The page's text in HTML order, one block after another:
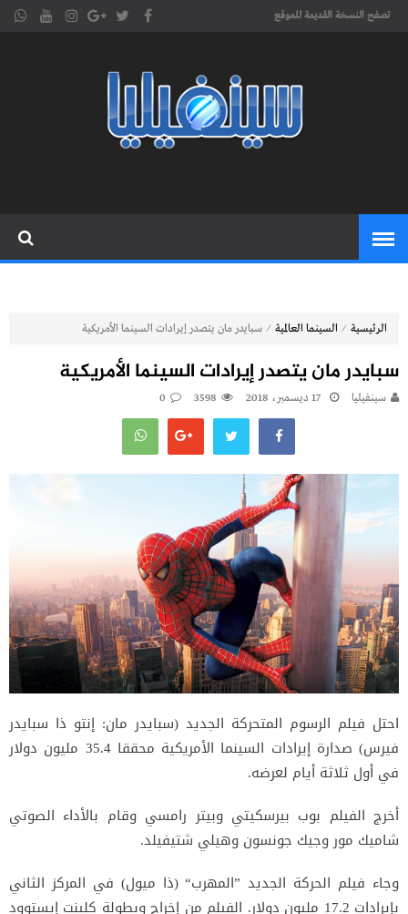
تصفح النسخة القديمة للموقع
الرئيسية ⁄ السينما العالمية ⁄ سبايدر مان يتصدر إيرادات السينما الأمريكية
سبايدر مان يتصدر إيرادات السينما الأمريكية
سينفيليا 17 ديسمبر، 2018 3598
0
احتل فيلم الرسوم المتحركة الجديد (سبايدر مان: إنتو ذا سبايدر
فيرس) صدارة إيرادات السينما الأمريكية محققا 35.4 مليون دولار
في أول ثلاثة أيام لعرضه.
أخرج الفيلم بوب بيرسكيتي وبيتر رامسي وقام بالأداء الصوتي
شاميك مور وجيك جونسون وهيلي شتيفيلد.
وجاء فيلم الحركة الجديد ”المهرب“ (ذا ميول) في المركز الثاني
بإيرادات 17.2 مليون دولار. الفيلم من إخراج وبطولة كلينت إيستوود